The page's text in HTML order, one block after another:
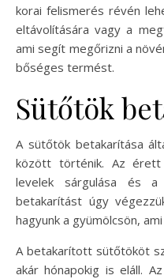
korai felismerés révén
eltávolítására vagy a
ami segít megőrizni a
bőséges termést.
Sütőtök
A sütőtök betakarítása
között történik. Az
levelek sárgulása és a
betakarítást úgy
hagyunk a gyümölcsön,
A betakarított sütőtököt
akár hónapokig is eláll.